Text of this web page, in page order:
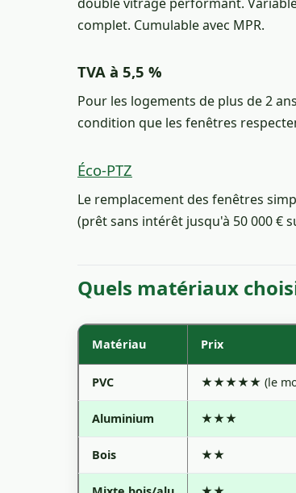
complet. Cumulable avec MPR.
TVA à 5,5 %
Pour les logements de plus de 2
condition que les fenêtres
Éco-PTZ
Le remplacement des fenêtres
(prêt sans intérêt jusqu'à 50 000 €
Quels matériaux
Matériau Prix
PVC ★★★★★ (le
Aluminium ★★★
Bois ★★